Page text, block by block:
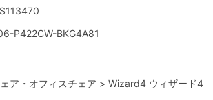
P422CW-BKG4A81
ア・オフィスチェア > Wizard4 ウィザード4